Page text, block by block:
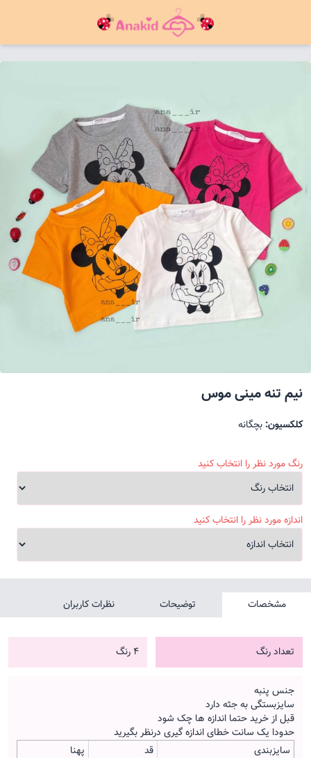
نیم تنه مینی موس
کلکسیون: بچگانه
رنگ مورد نظر را انتخاب کنید
اندازه مورد نظر را انتخاب کنید
مشخصات توضیحات نظرات کاربران
تعداد رنگ 4 رنگ
جنس پنبه
سایزبستگی به جثه دارد
قبل از خرید حتما اندازه ها چک شود
حدودا یک سانت خطای اندازه گیری درنظر بگیرید
سایزبندی
قد
پهنا